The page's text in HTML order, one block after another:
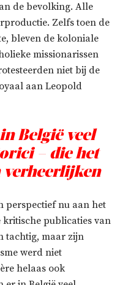
de bevolking. Alle
Zelfs toen de
bleven de koloniale
missionarissen
niet bij de
aan Leopold
België veel
– die het
perspectief nu aan het
kritische publicaties van
tachtig, maar zijn
werd niet
helaas ook